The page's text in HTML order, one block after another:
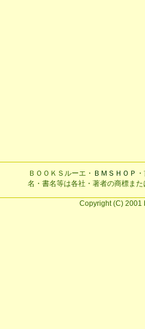
ＢＯＯＫＳルーエ・ ＢＭＳＨＯＰ
名・書名等は各社・著者の商標ま
Copyright (C) 2001